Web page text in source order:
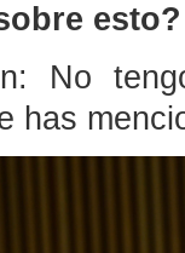
esto?
No
has